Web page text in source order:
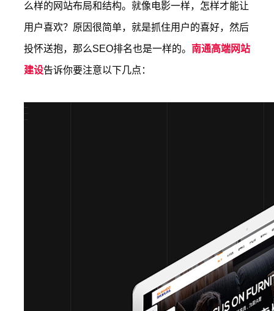
么样的网站布局和结构。就像电影一样，怎样才能让
用户喜欢？原因很简单，就是抓住用户的喜好，然后
投怀送抱，那么SEO排名也是一样的。 南通高端网站
建设告诉你要注意以下几点：